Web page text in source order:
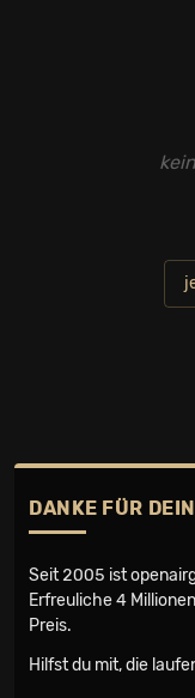
DANKE FÜR
Seit 2005 ist
Erfreuliche 4
Preis.
Hilfst du mit, die